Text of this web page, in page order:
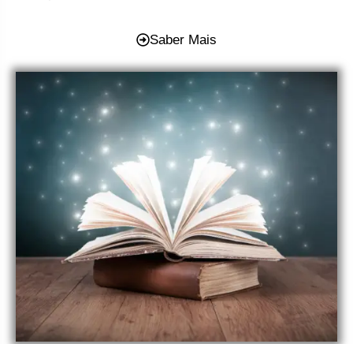
Saber Mais